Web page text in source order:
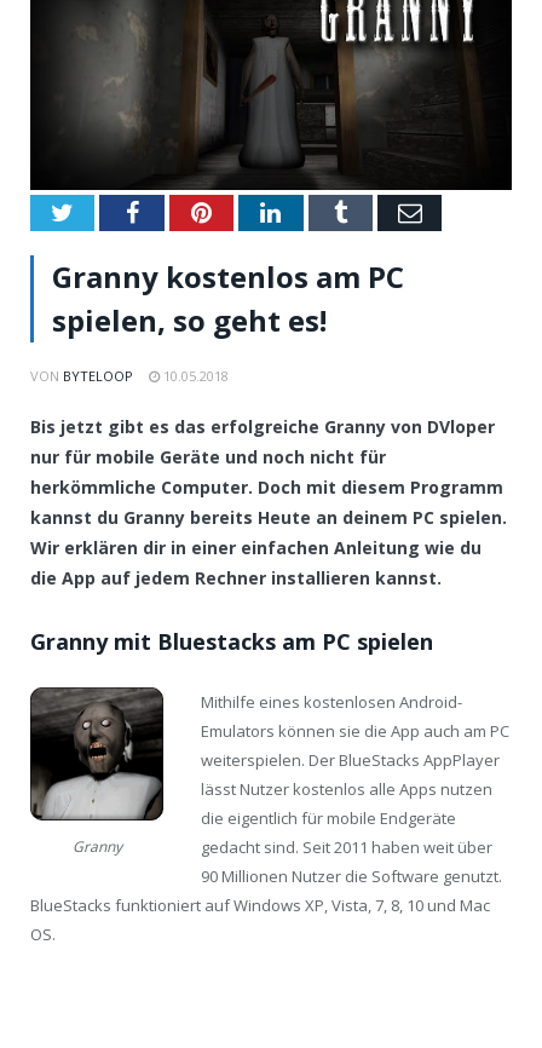
TwitterFacebookPinterestLinkedInTumblrEmail
Granny kostenlos am PC
spielen, so geht es!
VON BYTELOOP 10.05.2018
Bis jetzt gibt es das erfolgreiche Granny von DVloper
nur für mobile Geräte und noch nicht für
herkömmliche Computer. Doch mit diesem Programm
kannst du Granny bereits Heute an deinem PC spielen.
Wir erklären dir in einer einfachen Anleitung wie du
die App auf jedem Rechner installieren kannst.
Granny mit Bluestacks am PC spielen
Granny
Mithilfe eines kostenlosen Android-
Emulators können sie die App auch am PC
weiterspielen. Der BlueStacks AppPlayer
lässt Nutzer kostenlos alle Apps nutzen
die eigentlich für mobile Endgeräte
gedacht sind. Seit 2011 haben weit über
90 Millionen Nutzer die Software genutzt.
BlueStacks funktioniert auf Windows XP, Vista, 7, 8, 10 und Mac
OS.